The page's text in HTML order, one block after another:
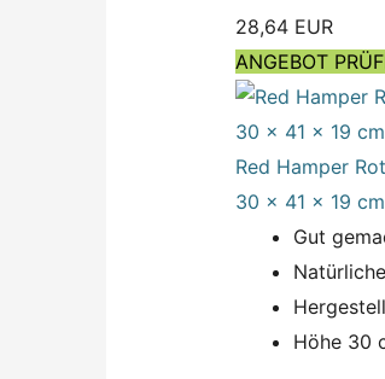
28,64 EUR
ANGEBOT
Red Hamper
30 x 41 x 19 cm
Gut
Höhe 30